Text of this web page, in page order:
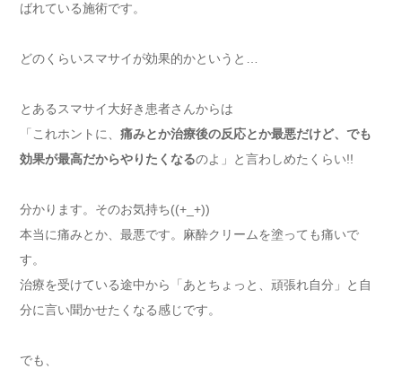
ばれている施術です。
どのくらいスマサイが効果的かというと…
とあるスマサイ大好き患者さんからは
「これホントに、 痛みとか治療後の反応とか最悪だけど、でも
効果が最高だからやりたくなるのよ」と言わしめたくらい!!
分かります。そのお気持ち((+_+))
本当に痛みとか、最悪です。麻酔クリームを塗っても痛いで
す。
治療を受けている途中から「あとちょっと、頑張れ自分」と自
分に言い聞かせたくなる感じです。
でも、